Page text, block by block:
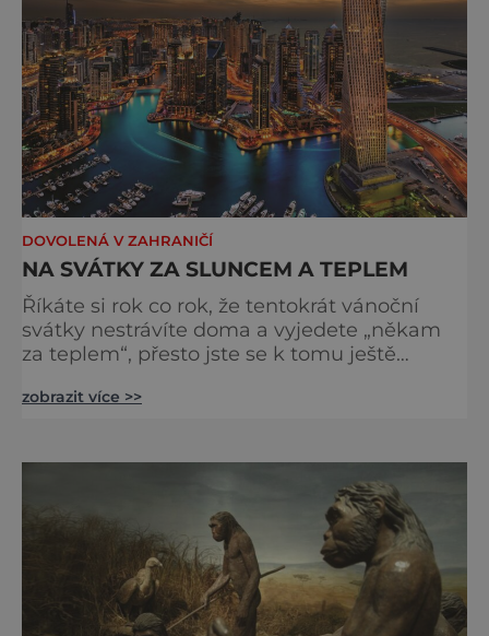
DOVOLENÁ V ZAHRANIČÍ
NA SVÁTKY ZA SLUNCEM A TEPLEM
Říkáte si rok co rok, že tentokrát vánoční
svátky nestrávíte doma a vyjedete „někam
za teplem“, přesto jste se k tomu ještě
tři osvědčené cíle. Pro náročné: Dubaj Dubaj
nejlepší patří Emirates. Jejich airbusy létají z
Prahy každý d
zobrazit více >>